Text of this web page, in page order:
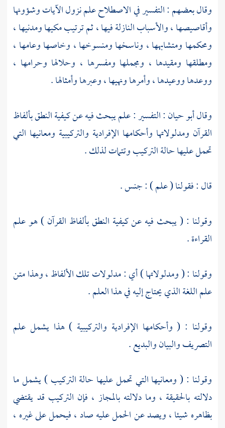
وقال بعضهم : التفسير في الاصطلاح علم نزول الآيات وشؤونها
وأقاصيصها ، والأسباب النازلة فيها ، ثم ترتيب مكيها ومدنيها ،
ومحكمها ومتشابهها ، وناسخها ومنسوخها ، وخاصها وعامها ،
ومطلقها ومقيدها ، ومجملها ومفسرها ، وحلالها وحرامها ،
ووعدها ووعيدها ، وأمرها ونهيها ، وعبرها وأمثالها .
وقالأبو حيان: التفسير : علم يبحث فيه عن كيفية النطق بألفاظ
القرآن ومدلولاتها وأحكامها الإفرادية والتركيبية ومعانيها التي
تحمل عليها حالة التركيب وتتمات لذلك .
قال : فقولنا ( علم ) : جنس .
وقولنا : ( يبحث فيه عن كيفية النطق بألفاظ القرآن ) هو علم
القراءة .
وقولنا : ( ومدلولاتها ) أي : مدلولات تلك الألفاظ ، وهذا متن
علم اللغة الذي يحتاج إليه في هذا العلم .
وقولنا : ( وأحكامها الإفرادية والتركيبية ) هذا يشمل علم
التصريف والبيان والبديع .
وقولنا : ( ومعانيها التي تحمل عليها حالة التركيب ) يشمل ما
دلالته بالحقيقة ، وما دلالته بالمجاز ، فإن التركيب قد يقتضي
بظاهره شيئا ، ويصد عن الحمل عليه صاد ، فيحمل على غيره ،